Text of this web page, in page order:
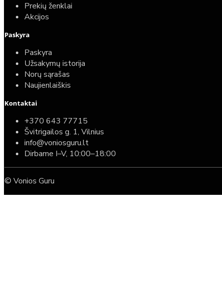
587,00€
389,00€
Prekių ženklai
Akcijos
Paskyra
Paskyra
Užsakymų istorija
Norų sąrašas
Naujienlaiškis
Kontaktai
+370 643 77715
Švitrigailos g. 1, Vilnius
info@voniosguru.lt
Dirbame I–V, 10:00–18:00
© Vonios Guru